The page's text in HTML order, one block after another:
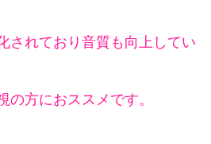
されており音質も向上してい
方におススメです。